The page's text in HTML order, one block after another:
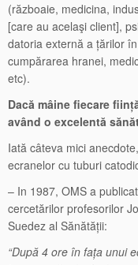
(războaie, medicina,
[care au acelaşi client],
datoria externă a țărilor
cumpărarea hranei,
etc).
Dacă mâine fiecare
având o excelentă
Iată câteva mici
ecranelor cu tuburi
– In 1987, OMS a
cercetărilor profesorilor
Suedez al Sănătății:
“După 4 ore în fața unui